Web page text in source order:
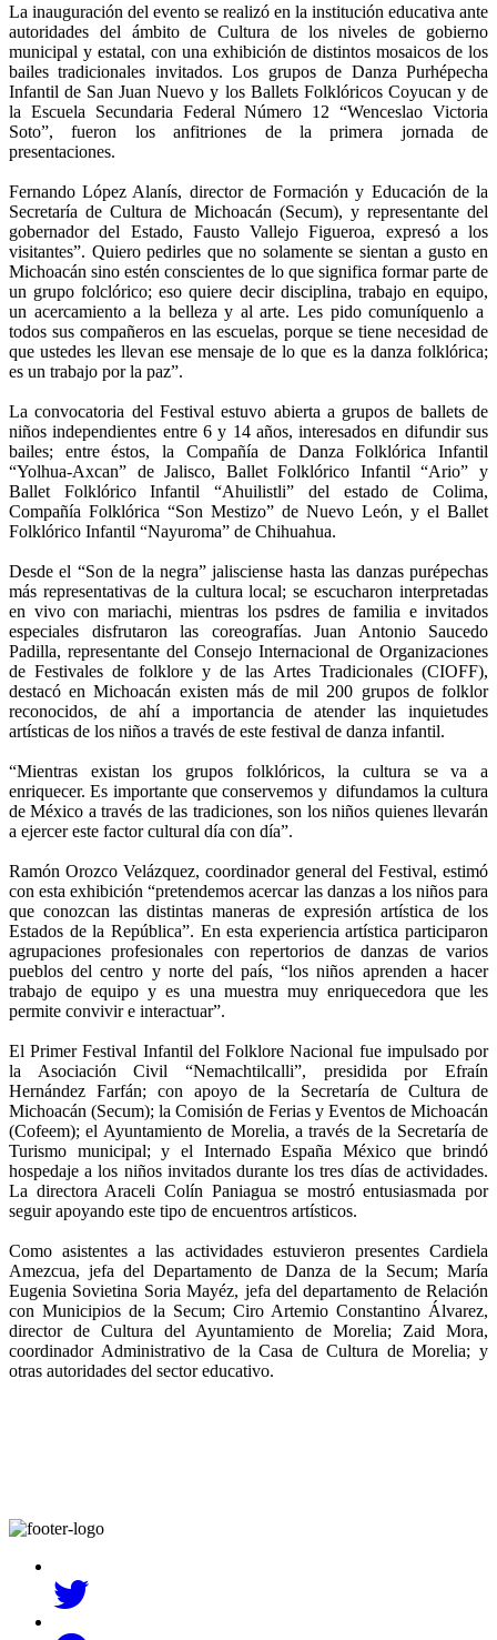
La inauguración del evento se realizó en la institución educativa ante
autoridades del ámbito de Cultura de los niveles de gobierno
municipal y estatal, con una exhibición de distintos mosaicos de los
bailes tradicionales invitados. Los grupos de Danza Purhépecha
Infantil de San Juan Nuevo y los Ballets Folklóricos Coyucan y de
la Escuela Secundaria Federal Número 12 “Wenceslao Victoria
Soto”, fueron los anfitriones de la primera jornada de
presentaciones.
Fernando López Alanís, director de Formación y Educación de la
Secretaría de Cultura de Michoacán (Secum), y representante del
gobernador del Estado, Fausto Vallejo Figueroa, expresó a los
visitantes”. Quiero pedirles que no solamente se sientan a gusto en
Michoacán sino estén conscientes de lo que significa formar parte de
un grupo folclórico; eso quiere decir disciplina, trabajo en equipo,
un acercamiento a la belleza y al arte. Les pido comuníquenlo a
todos sus compañeros en las escuelas, porque se tiene necesidad de
que ustedes les llevan ese mensaje de lo que es la danza folklórica;
es un trabajo por la paz”.
La convocatoria del Festival estuvo abierta a grupos de ballets de
niños independientes entre 6 y 14 años, interesados en difundir sus
bailes; entre éstos, la Compañía de Danza Folklórica Infantil
“Yolhua-Axcan” de Jalisco, Ballet Folklórico Infantil “Ario” y
Ballet Folklórico Infantil “Ahuilistli” del estado de Colima,
Compañía Folklórica “Son Mestizo” de Nuevo León, y el Ballet
Folklórico Infantil “Nayuroma” de Chihuahua.
Desde el “Son de la negra” jalisciense hasta las danzas purépechas
más representativas de la cultura local; se escucharon interpretadas
en vivo con mariachi, mientras los psdres de familia e invitados
especiales disfrutaron las coreografías. Juan Antonio Saucedo
Padilla, representante del Consejo Internacional de Organizaciones
de Festivales de folklore y de las Artes Tradicionales (CIOFF),
destacó en Michoacán existen más de mil 200 grupos de folklor
reconocidos, de ahí a importancia de atender las inquietudes
artísticas de los niños a través de este festival de danza infantil.
“Mientras existan los grupos folklóricos, la cultura se va a
enriquecer. Es importante que conservemos y difundamos la cultura
de México a través de las tradiciones, son los niños quienes llevarán
a ejercer este factor cultural día con día”.
Ramón Orozco Velázquez, coordinador general del Festival, estimó
con esta exhibición “pretendemos acercar las danzas a los niños para
que conozcan las distintas maneras de expresión artística de los
Estados de la República”. En esta experiencia artística participaron
agrupaciones profesionales con repertorios de danzas de varios
pueblos del centro y norte del país, “los niños aprenden a hacer
trabajo de equipo y es una muestra muy enriquecedora que les
permite convivir e interactuar”.
El Primer Festival Infantil del Folklore Nacional fue impulsado por
la Asociación Civil “Nemachtilcalli”, presidida por Efraín
Hernández Farfán; con apoyo de la Secretaría de Cultura de
Michoacán (Secum); la Comisión de Ferias y Eventos de Michoacán
(Cofeem); el Ayuntamiento de Morelia, a través de la Secretaría de
Turismo municipal; y el Internado España México que brindó
hospedaje a los niños invitados durante los tres días de actividades.
La directora Araceli Colín Paniagua se mostró entusiasmada por
seguir apoyando este tipo de encuentros artísticos.
Como asistentes a las actividades estuvieron presentes Cardiela
Amezcua, jefa del Departamento de Danza de la Secum; María
Eugenia Sovietina Soria Mayéz, jefa del departamento de Relación
con Municipios de la Secum; Ciro Artemio Constantino Álvarez,
director de Cultura del Ayuntamiento de Morelia; Zaid Mora,
coordinador Administrativo de la Casa de Cultura de Morelia; y
otras autoridades del sector educativo.